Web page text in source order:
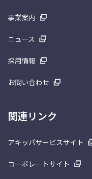
事業案内
ニュース
採用情報
お問い合わせ
関連リンク
アキッパサービスサイト
コーポレートサイト